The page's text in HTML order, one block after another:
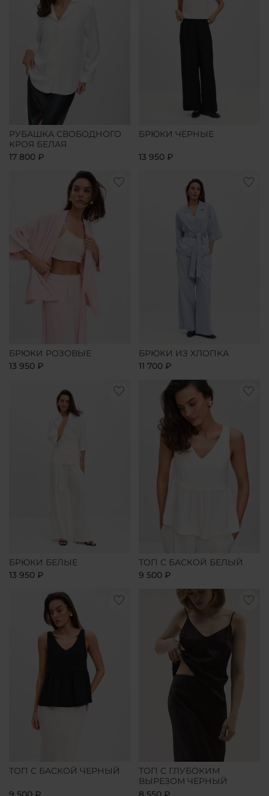
РУБАШКА СВОБОДНОГО
КРОЯ БЕЛАЯ
17 800 ₽
БРЮКИ ЧЕРНЫЕ
13 950 ₽
БРЮКИ РОЗОВЫЕ
13 950 ₽
БРЮКИ ИЗ ХЛОПКА
11 700 ₽
БРЮКИ БЕЛЫЕ
13 950 ₽
ТОП С БАСКОЙ БЕЛЫЙ
9 500 ₽
ТОП С БАСКОЙ ЧЕРНЫЙ
ТОП С ГЛУБОКИМ
ВЫРЕЗОМ ЧЕРНЫЙ